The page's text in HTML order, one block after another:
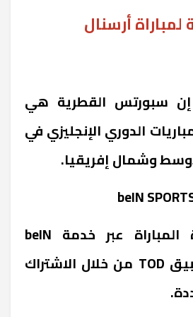
لمباراة أرسنال
سبورتس القطرية هي
الدوري الإنجليزي في
وشمال إفريقيا.
يمكن مشاهدة المباراة عبر خدمة beIN
CONNECT أو تطبيق TOD من خلال الاشتراك